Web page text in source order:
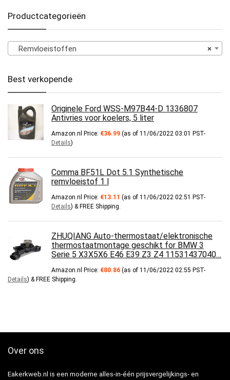
Productcategorieën
×
Remvloeistoffen
Best verkopende
Originele Ford WSS-M97B44-D 1336807
Antivries voor koelers, 5 liter
Amazon.nl Price: €36.99 (as of 11/06/2022 03:01 PST-
Details)
Comma BF51L Dot 5.1 Synthetische
remvloeistof 1 l
Amazon.nl Price: €13.11 (as of 11/06/2022 02:51 PST-
Details) & FREE Shipping.
ZHUQIANG Auto-thermostaat/elektronische
thermostaatmontage geschikt for BMW 3
Serie 5 X3X5X6 E46 E39 Z3 Z4 11531437040…
Amazon.nl Price: €80.86 (as of 11/06/2022 02:55 PST-
Details) & FREE Shipping.
Over ons
Eakerkweb.nl is een moderne alles-in-één prijsvergelijkings- en